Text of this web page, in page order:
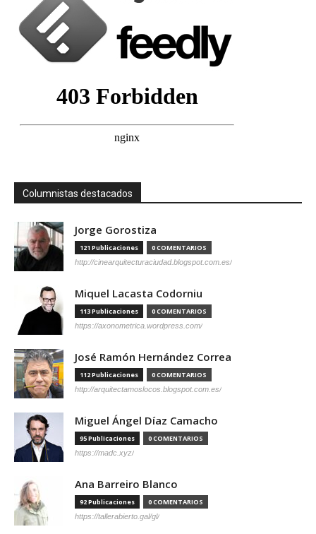
Columnistas destacados
Jorge Gorostiza
121 Publicaciones 0 COMENTARIOS
http://cinearquitecturaciudad.blogspot.com.es/
Miquel Lacasta Codorniu
113 Publicaciones 0 COMENTARIOS
https://axonometrica.wordpress.com/
José Ramón Hernández Correa
112 Publicaciones 0 COMENTARIOS
http://arquitectamoslocos.blogspot.com.es/
Miguel Ángel Díaz Camacho
95 Publicaciones 0 COMENTARIOS
https://madc.xyz/
Ana Barreiro Blanco
92 Publicaciones 0 COMENTARIOS
https://tallerabierto.gal/gl/